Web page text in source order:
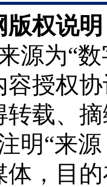
版权说
源为“
容授权
转载、
明“来
体，目